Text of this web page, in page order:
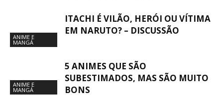
ANIME E
MANGÁ
ITACHI É VILÃO, HERÓI OU VÍTIMA
EM NARUTO? – DISCUSSÃO
ANIME E
MANGÁ
5 ANIMES QUE SÃO
SUBESTIMADOS, MAS SÃO MUITO
BONS